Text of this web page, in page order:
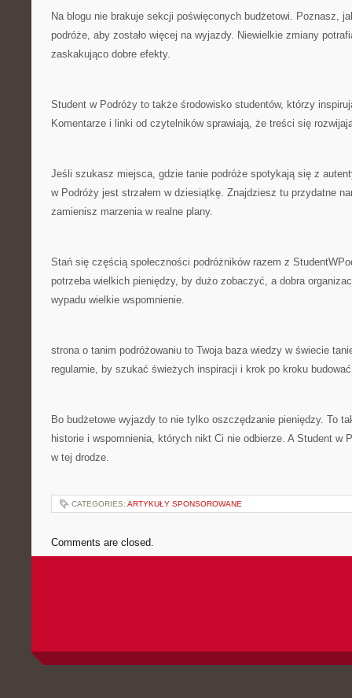
Na blogu nie brakuje sekcji poświęconych budżetowi. Poznasz,
podróże, aby zostało więcej na wyjazdy. Niewielkie zmiany
zaskakująco dobre efekty.
Student w Podróży to także środowisko studentów, którzy
Komentarze i linki od czytelników sprawiają, że treści się
Jeśli szukasz miejsca, gdzie tanie podróże spotykają się z
w Podróży jest strzałem w dziesiątkę. Znajdziesz tu przydatne
zamienisz marzenia w realne plany.
Stań się częścią społeczności podróżników razem z
potrzeba wielkich pieniędzy, by dużo zobaczyć, a dobra
wypadu wielkie wspomnienie.
strona o tanim podróżowaniu to Twoja baza wiedzy w świecie
regularnie, by szukać świeżych inspiracji i krok po kroku
Bo budżetowe wyjazdy to nie tylko oszczędzanie pieniędzy. To
historie i wspomnienia, których nikt Ci nie odbierze. A Student w
w tej drodze.
CATEGORIES: ARTYKUŁY SPONSOROWANE
Comments are closed.